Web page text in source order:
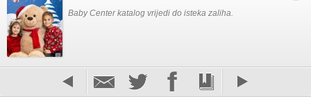
Baby Center katalog vrijedi do isteka zaliha.